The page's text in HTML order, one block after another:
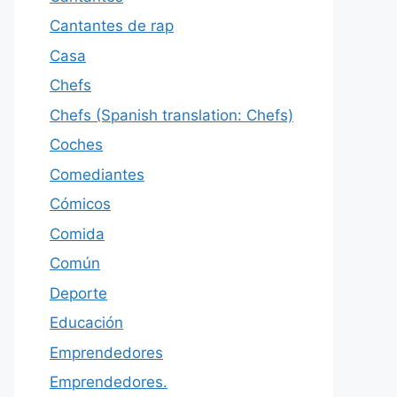
Cantantes de rap
Casa
Chefs
Chefs (Spanish translation: Chefs)
Coches
Comediantes
Cómicos
Comida
Común
Deporte
Educación
Emprendedores
Emprendedores.